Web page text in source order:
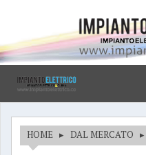
HOME ▸ DAL MERCATO ▸